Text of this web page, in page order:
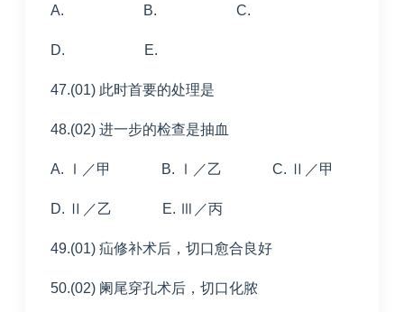
A. B. C.
D. E.
47.(01) 此时首要的处理是
48.(02) 进一步的检查是抽血
A. Ⅰ／甲 B. Ⅰ／乙 C. Ⅱ／甲
D. Ⅱ／乙 E. Ⅲ／丙
49.(01) 疝修补术后，切口愈合良好
50.(02) 阑尾穿孔术后，切口化脓